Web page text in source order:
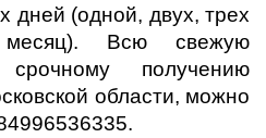
дней (одной, двух, трех
Всю свежую
получению
области, можно